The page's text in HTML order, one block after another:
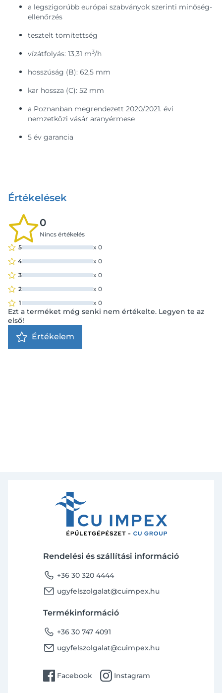
a legszigorúbb európai szabványok szerinti minőség-
ellenőrzés
tesztelt tömítettség
vízátfolyás: 13,31 m3/h
hosszúság (B): 62,5 mm
kar hossza (C): 52 mm
a Poznanban megrendezett 2020/2021. évi
nemzetközi vásár aranyérmese
5 év garancia
Értékelések
0
Nincs értékelés
5
x 0
4
x 0
3
x 0
2
x 0
1
x 0
Ezt a terméket még senki nem értékelte. Legyen te az
első!
Értékelem
Rendelési és szállítási információ
phone +36 30 320 4444
email ugyfelszolgalat@cuimpex.hu
Termékinformáció
phone +36 30 747 4091
email ugyfelszolgalat@cuimpex.hu
facebook Facebook instagram Instagram